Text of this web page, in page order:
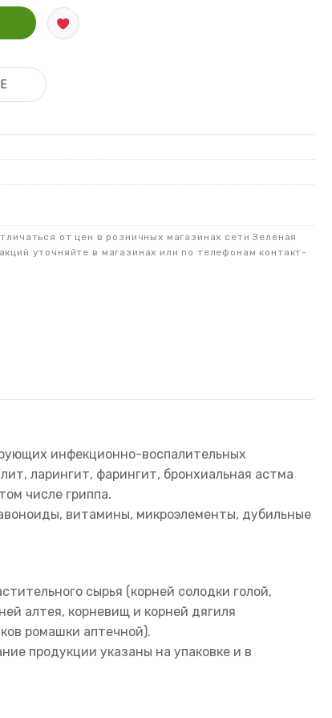
Шустер 100 мл
от цен в розничных магазинах сети Зеленая
уточняйте в магазинах или по телефонам контакт-
инфекционно-воспалительных
ларингит, фарингит, бронхиальная астма
числе гриппа.
витамины, микроэлементы, дубильные
сырья (корней солодки голой,
алтея, корневищ и корней дягиля
ромашки аптечной).
продукции указаны на упаковке и в